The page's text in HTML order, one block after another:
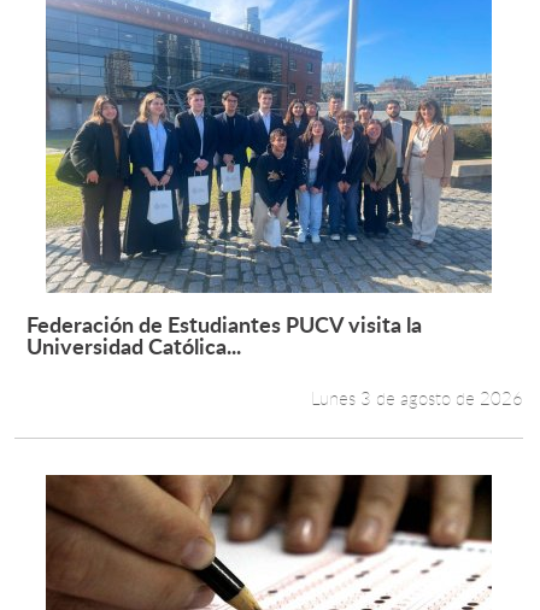
Leer más +
Federación de Estudiantes PUCV visita la
Universidad Católica...
Lunes 3 de agosto de 2026